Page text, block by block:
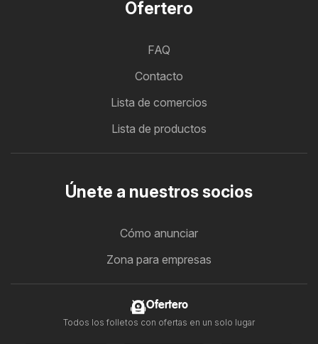
Ofertero
FAQ
Contacto
Lista de comercios
Lista de productos
Únete a nuestros socios
Cómo anunciar
Zona para empresas
Ofertero
Todos los folletos con ofertas en un solo lugar